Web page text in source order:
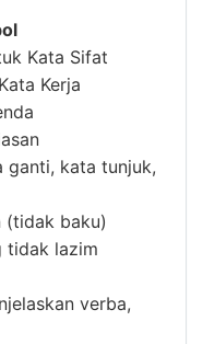
Kata Sifat
Kerja
ganti, kata tunjuk,
(tidak baku)
tidak lazim
verba,